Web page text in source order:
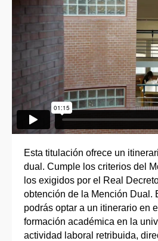
Esta titulación ofrece un
dual. Cumple los criterios del
los exigidos por el Real
obtención de la Mención Dual.
podrás optar a un itinerario en
formación académica en la
actividad laboral retribuida,